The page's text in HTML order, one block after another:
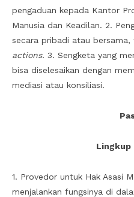
pengaduan kepada Kantor
Manusia dan Keadilan. 2.
secara pribadi atau bersama,
actions. 3. Sengketa yang
bisa diselesaikan dengan
mediasi atau konsiliasi.
Lingkup
1. Provedor untuk Hak Asasi
menjalankan fungsinya di